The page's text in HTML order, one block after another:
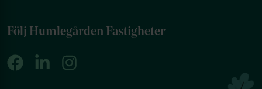
Följ Humlegården Fastigheter